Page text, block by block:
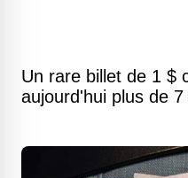
Un rare billet de 1 $
aujourd'hui plus de